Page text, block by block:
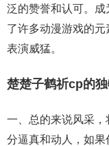
泛的赞誉和认可。
了许多动漫游戏的
表演威猛。
楚楚子鹤祈cp的
一、总的来说风采
分逼真和动人，如果